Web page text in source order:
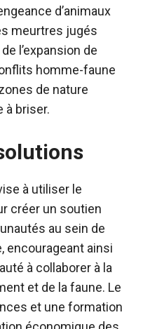
d’animaux
meurtres jugés
l’expansion de
homme-faune
de nature
à briser.
à utiliser le
créer un soutien
au sein de
encourageant ainsi
à collaborer à la
et de la faune. Le
et une formation